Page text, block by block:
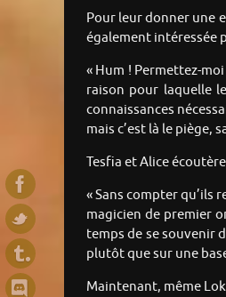
Pour leur donner une
également intéressée
« Hum ! Permettez-
raison pour laquelle
connaissances
mais c’est là le
Tesfia et Alice
« Sans compter qu’ils
magicien de premier
temps de se souvenir
plutôt que sur une
Maintenant, même